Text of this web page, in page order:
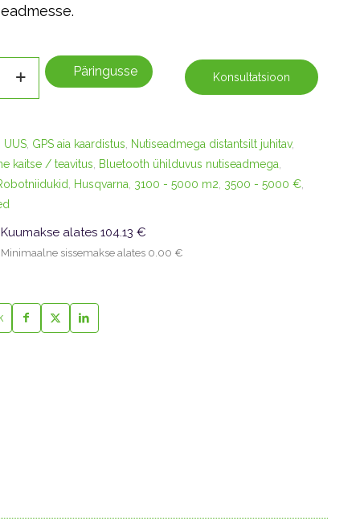
Päringusse Konsultatsioon
UUS, GPS aia kaardistus Nutiseadmega distantsilt juhitav,
kaitse / teavitus
Bluetooth ühilduvus nutiseadmega
Husqvarna 3100 - 5000 m2 3500 - 5000 €,
Kuumakse alates 104.13 €
Minimaalne sissemakse alates 0.00 €